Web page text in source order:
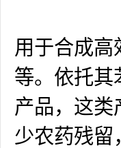
用于合成
等。依托其
产品，这类
少农药残留